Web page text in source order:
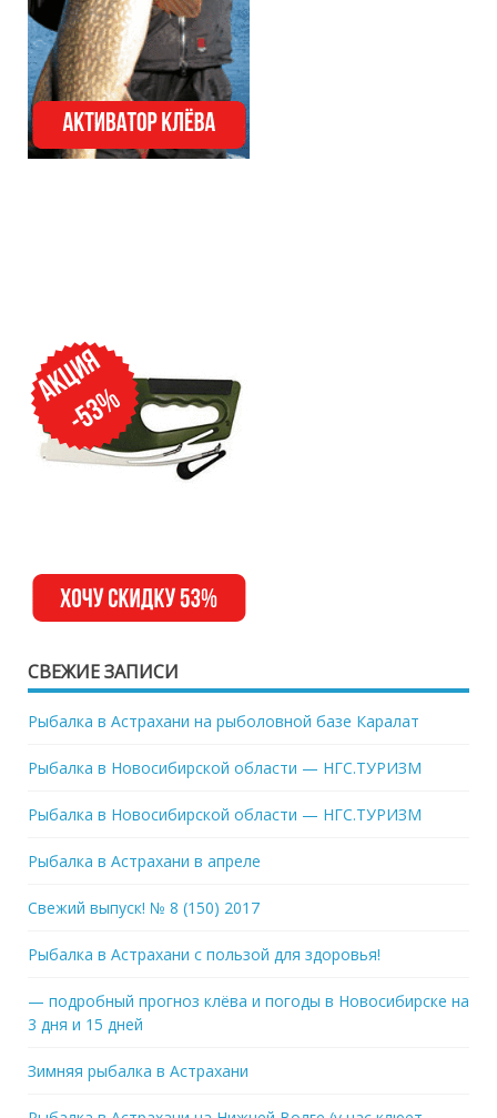
СВЕЖИЕ ЗАПИСИ
Рыбалка в Астрахани на рыболовной базе Каралат
Рыбалка в Новосибирской области — НГС.ТУРИЗМ
Рыбалка в Новосибирской области — НГС.ТУРИЗМ
Рыбалка в Астрахани в апреле
Свежий выпуск! № 8 (150) 2017
Рыбалка в Астрахани с пользой для здоровья!
— подробный прогноз клёва и погоды в Новосибирске на
3 дня и 15 дней
Зимняя рыбалка в Астрахани